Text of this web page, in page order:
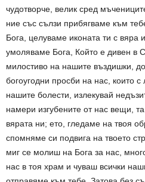
чудотворче, велик сред
ние със сълзи прибягваме към
Бога, целуваме иконата ти с вяра
умоляваме Бога, Който е дивен в
милостиво на нашите въздишки,
богоугодни просби на нас, които
нашите болести, излекувай
намери изгубените от нас вещи,
вярата ни; ето, гледаме на твоя
спомняме си подвига на твоето
миг се молиш на Бога за нас,
нас в тоя храм и чуваш всички